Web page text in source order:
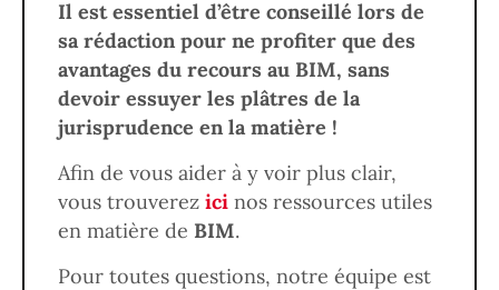
Il est essentiel d’être conseillé lors de
sa rédaction pour ne profiter que des
avantages du recours au BIM, sans
devoir essuyer les plâtres de la
jurisprudence en la matière !
Afin de vous aider à y voir plus clair,
vous trouverez ici nos ressources utiles
en matière de BIM.
Pour toutes questions, notre équipe est